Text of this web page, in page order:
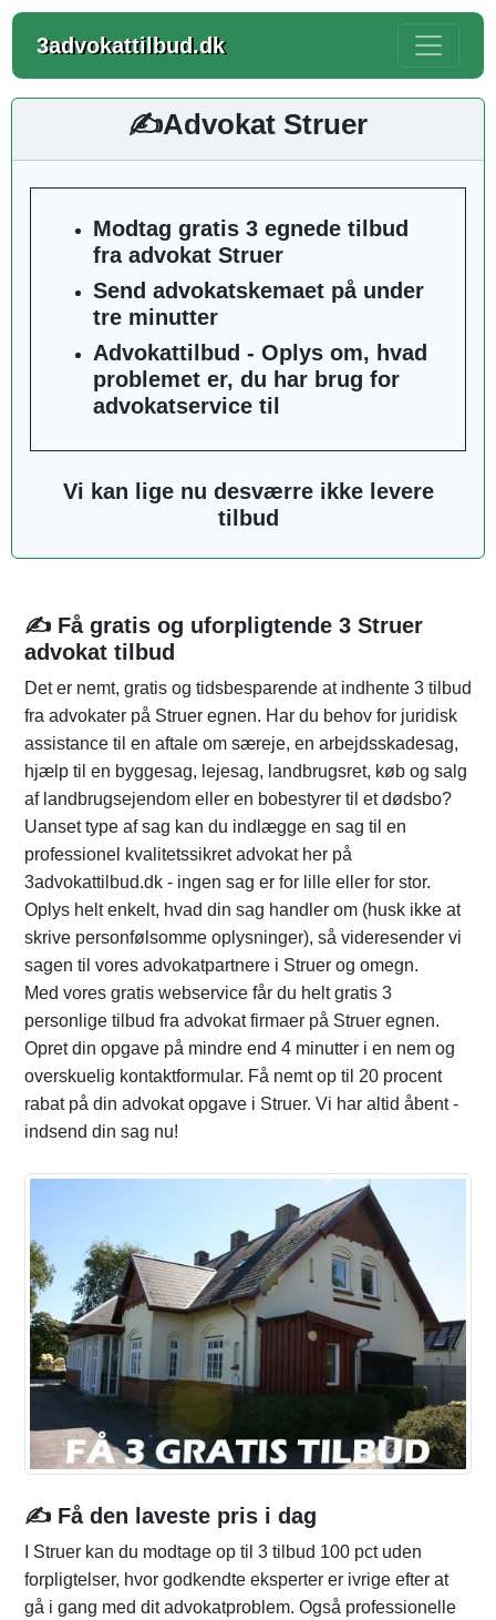
3advokattilbud.dk
✍️Advokat Struer
Modtag gratis 3 egnede tilbud
fra advokat Struer
Send advokatskemaet på under
tre minutter
Advokattilbud - Oplys om, hvad
problemet er, du har brug for
advokatservice til
Vi kan lige nu desværre ikke levere
tilbud
✍️ Få gratis og uforpligtende 3 Struer
advokat tilbud
Det er nemt, gratis og tidsbesparende at indhente 3 tilbud
fra advokater på Struer egnen. Har du behov for juridisk
assistance til en aftale om særeje, en arbejdsskadesag,
hjælp til en byggesag, lejesag, landbrugsret, køb og salg
af landbrugsejendom eller en bobestyrer til et dødsbo?
Uanset type af sag kan du indlægge en sag til en
professionel kvalitetssikret advokat her på
3advokattilbud.dk - ingen sag er for lille eller for stor.
Oplys helt enkelt, hvad din sag handler om (husk ikke at
skrive personfølsomme oplysninger), så videresender vi
sagen til vores advokatpartnere i Struer og omegn.
Med vores gratis webservice får du helt gratis 3
personlige tilbud fra advokat firmaer på Struer egnen.
Opret din opgave på mindre end 4 minutter i en nem og
overskuelig kontaktformular. Få nemt op til 20 procent
rabat på din advokat opgave i Struer. Vi har altid åbent -
indsend din sag nu!
✍️ Få den laveste pris i dag
I Struer kan du modtage op til 3 tilbud 100 pct uden
forpligtelser, hvor godkendte eksperter er ivrige efter at
gå i gang med dit advokatproblem. Også professionelle